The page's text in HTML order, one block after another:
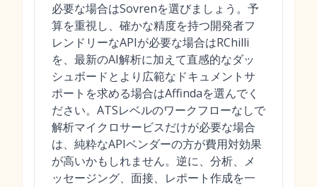
必要な場合はSovrenを選びましょう。予
算を重視し、確かな精度を持つ開発者フ
レンドリーなAPIが必要な場合はRChilli
を、最新のAI解析に加えて直感的なダッ
シュボードとより広範なドキュメントサ
ポートを求める場合はAffindaを選んでく
ださい。ATSレベルのワークフローなしで
解析マイクロサービスだけが必要な場合
は、純粋なAPIベンダーの方が費用対効果
が高いかもしれません。逆に、分析、メ
ッセージング、面接、レポート作成を一